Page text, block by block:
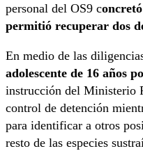
personal del OS9 c
permitió recuperar dos
En medio de las
adolescente de 16 años
instrucción del Ministerio
control de detención
para identificar a otros
resto de las especies